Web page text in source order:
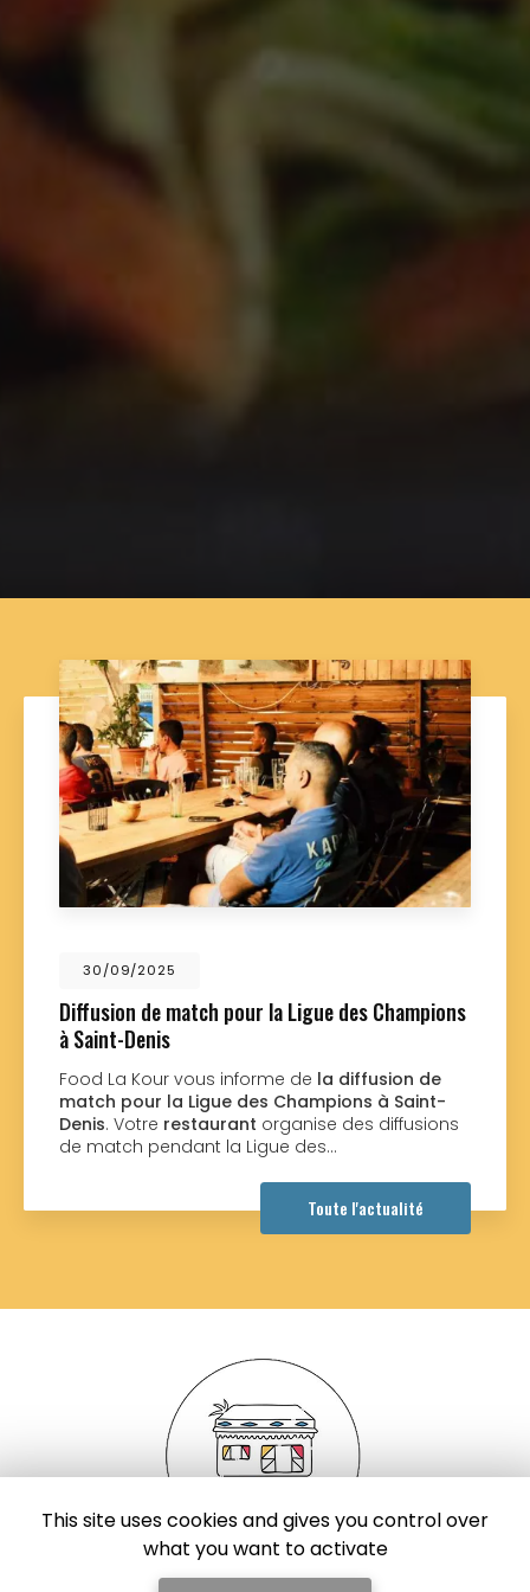
la Ligue des Champions
informe de la diffusion de
des Champions à Saint-
organise des diffusions
Ligue des…
Toute l'actualité
Nouveau support
nouveau
réalisé par la
souhaitant une
Restaurant à Saint-Denis
This site uses cookies and gives you control over
what you want to activate